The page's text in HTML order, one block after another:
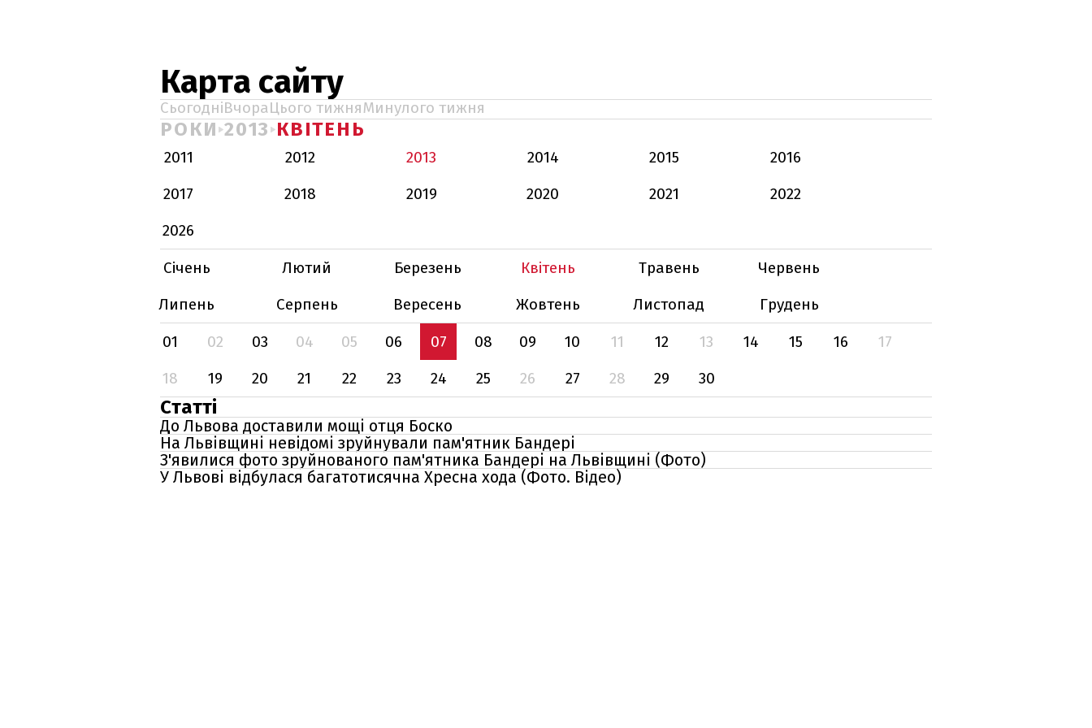
Карта сайту
СьогодніВчораЦього тижняМинулого тижня
РОКИ 2013 КВІТЕНЬ
2011 2012 2013 2014 2015
2016
2017
2018 2019 2020 2021
2022
2026
Січень
Лютий Березень Квітень Травень
Червень
Липень
Серпень Вересень Жовтень Листопад
Грудень
01
02 03 04 05 06 07 08 09 10 11 12 13 14 15 16
17
18
19 20 21 22 23 24 25 26 27 28 29 30
Статті
До Львова доставили мощі отця Боско
На Львівщині невідомі зруйнували пам'ятник Бандері
З'явилися фото зруйнованого пам'ятника Бандері на Львівщині (Фото)
У Львові відбулася багатотисячна Хресна хода (Фото. Відео)